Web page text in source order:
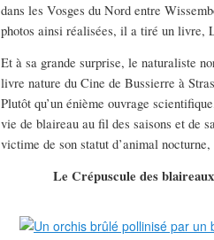
dans les Vosges du Nord entre
photos ainsi réalisées, il a tiré un livre,
Et à sa grande surprise, le naturaliste
livre nature du Cine de Bussierre à
Plutôt qu’un énième ouvrage
vie de blaireau au fil des saisons et de
victime de son statut d’animal
Le Crépuscule des